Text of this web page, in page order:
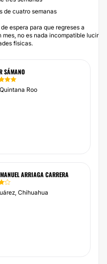
de cuatro semanas
espera para que regreses a
no es nada incompatible lucir
físicas.
SÁMANO
Roo
ARRIAGA CARRERA
Chihuahua